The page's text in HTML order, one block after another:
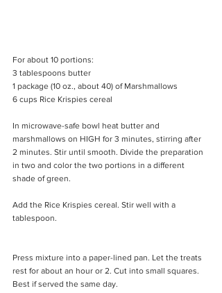
For about 10 portions:
3 tablespoons butter
1 package (10 oz., about 40) of Marshmallows
6 cups Rice Krispies cereal
In microwave-safe bowl heat butter and
marshmallows on HIGH for 3 minutes, stirring after
2 minutes. Stir until smooth. Divide the preparation
in two and color the two portions in a different
shade of green.
Add the Rice Krispies cereal. Stir well with a
tablespoon.
Press mixture into a paper-lined pan. Let the treats
rest for about an hour or 2. Cut into small squares.
Best if served the same day.